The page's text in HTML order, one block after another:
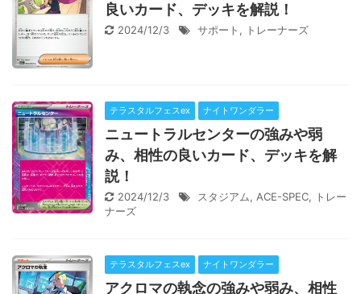
良いカード、デッキを解説！
2024/12/3 サポート , トレーナーズ
テラスタルフェスex ナイトワンダラー
ニュートラルセンターの強みや弱
み、相性の良いカード、デッキを解
説！
2024/12/3 スタジアム, ACE-SPEC, トレー
ナーズ
テラスタルフェスex ナイトワンダラー
アクロマの執念の強みや弱み、相性